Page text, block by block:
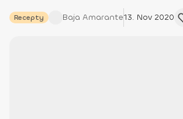
Recepty Baja Amarante13. Nov 2020